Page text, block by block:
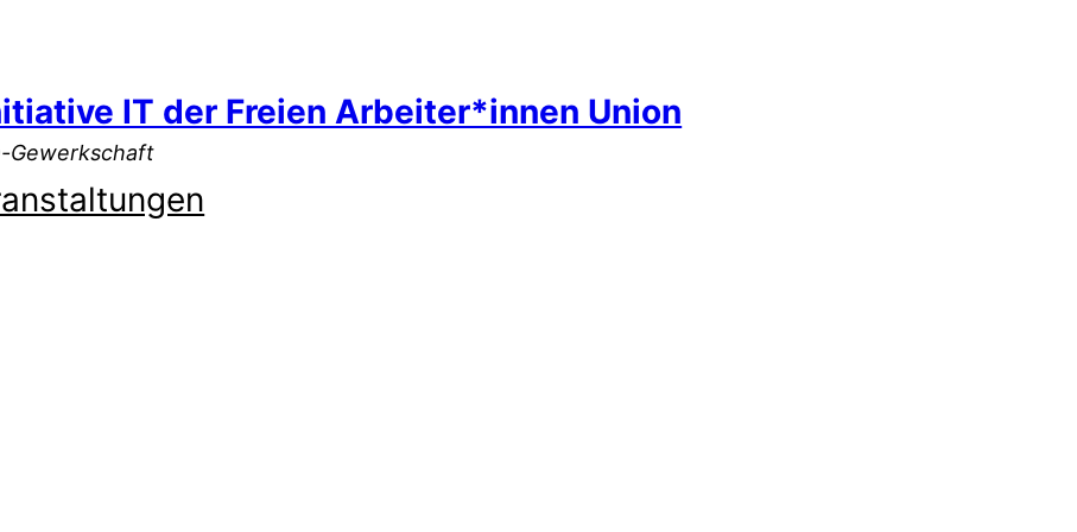
IT der Freien Arbeiter*innen Union
Gewerkschaft